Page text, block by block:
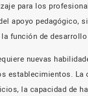
para los
apoyo pedagógico,
función de
nuevas
establecimientos. La
la capacidad de